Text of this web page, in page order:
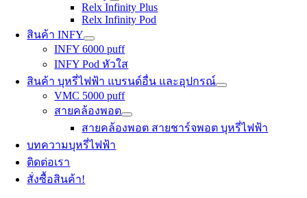
Relx Infinity Plus
Relx Infinity Pod
สินค้า INFY
INFY 6000 puff
INFY Pod หัวใส
สินค้า บุหรี่ไฟฟ้า แบรนด์อื่น และอุปกรณ์
VMC 5000 puff
สายคล้องพอต
สายคล้องพอต สายชาร์จพอต บุหรี่ไฟฟ้า
บทความบุหรี่ไฟฟ้า
ติดต่อเรา
สั่งซื้อสินค้า!